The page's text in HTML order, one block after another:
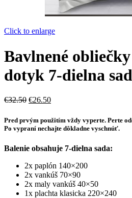
Click to enlarge
Bavlnené
dotyk 7-dielna
€32.50 Pôvodná
bola:
€32.50.
€26.50Aktuálna
je:
€26.50.
Pred prvým použitím vždy vyperte. Perte
Po vypraní nechajte dôkladne vyschnúť.
Balenie obsahuje 7-dielna sada:
2x paplón 140×200
2x vankúš 70×90
2x maly vankúš 40×50
1x plachta klasicka 220×240